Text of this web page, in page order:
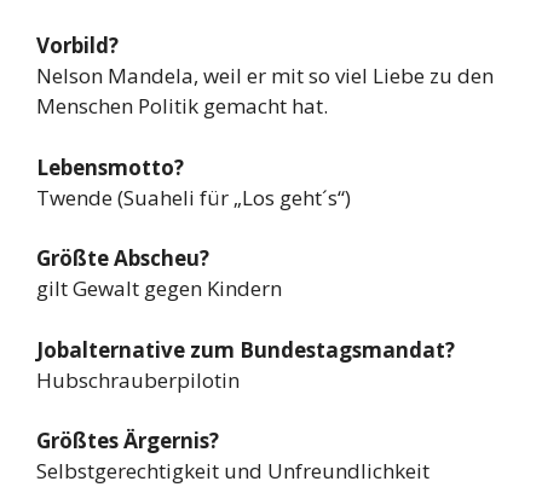
Vorbild?
Nelson Mandela, weil er mit so viel Liebe zu den
Menschen Politik gemacht hat.
Lebensmotto?
Twende (Suaheli für „Los geht´s“)
Größte Abscheu?
gilt Gewalt gegen Kindern
Jobalternative zum Bundestagsmandat?
Hubschrauberpilotin
Größtes Ärgernis?
Selbstgerechtigkeit und Unfreundlichkeit